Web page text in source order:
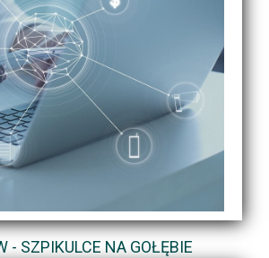
- SZPIKULCE NA GOŁĘBIE